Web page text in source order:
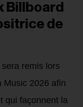
Billboard
de
remis lors
Music 2026 afin
qui façonnent la